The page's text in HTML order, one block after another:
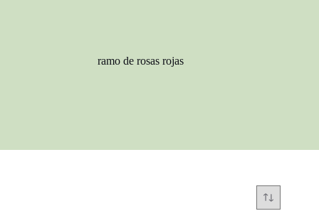
ramo de rosas rojas